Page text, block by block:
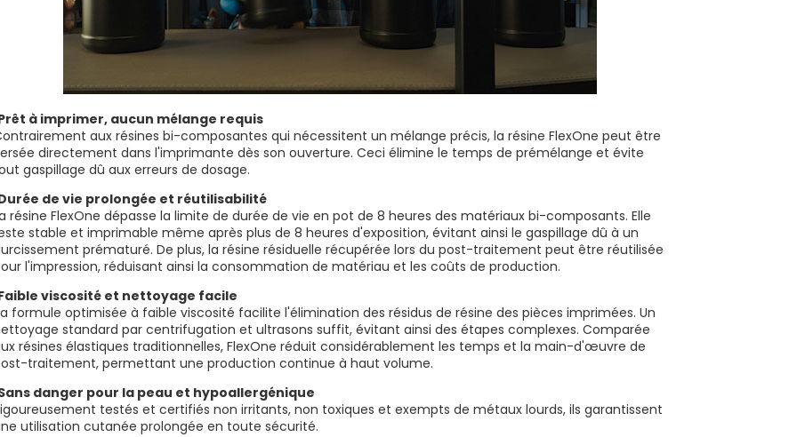
à imprimer, aucun mélange requis
aux résines bi-composantes qui nécessitent un mélange précis, la résine FlexOne peut être
directement dans l'imprimante dès son ouverture. Ceci élimine le temps de prémélange et évite
gaspillage dû aux erreurs de dosage.
de vie prolongée et réutilisabilité
résine FlexOne dépasse la limite de durée de vie en pot de 8 heures des matériaux bi-composants. Elle
stable et imprimable même après plus de 8 heures d'exposition, évitant ainsi le gaspillage dû à un
prématuré. De plus, la résine résiduelle récupérée lors du post-traitement peut être réutilisée
l'impression, réduisant ainsi la consommation de matériau et les coûts de production.
viscosité et nettoyage facile
formule optimisée à faible viscosité facilite l'élimination des résidus de résine des pièces imprimées. Un
standard par centrifugation et ultrasons suffit, évitant ainsi des étapes complexes. Comparée
résines élastiques traditionnelles, FlexOne réduit considérablement les temps et la main-d'œuvre de
traitement, permettant une production continue à haut volume.
danger pour la peau et hypoallergénique
testés et certifiés non irritants, non toxiques et exempts de métaux lourds, ils garantissent
utilisation cutanée prolongée en toute sécurité.